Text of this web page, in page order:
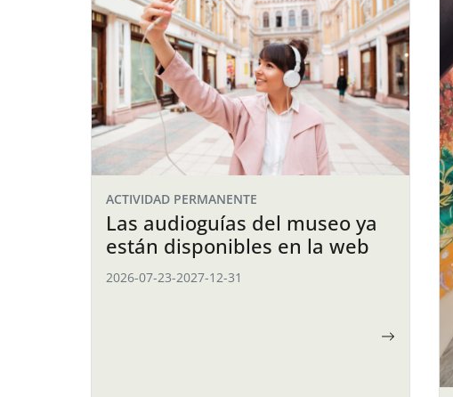
ACTIVIDAD PERMANENTE
Las audioguías del museo ya
están disponibles en la web
2026-07-23-2027-12-31